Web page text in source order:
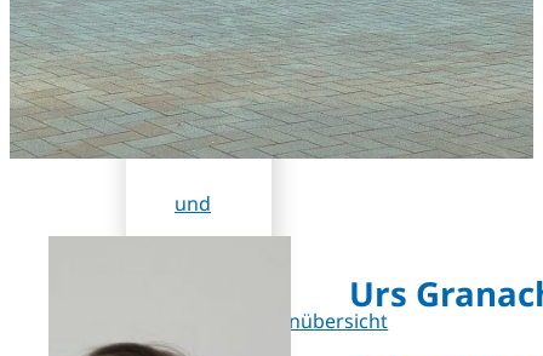
Wissenschaftliches
Programm
Sessions
und
Referentenübersicht
Urs